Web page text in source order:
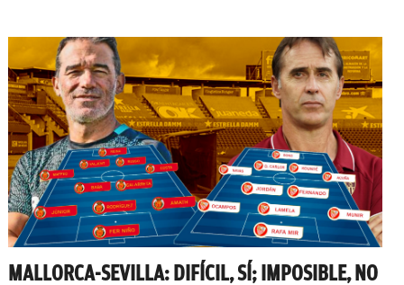
MALLORCA-SEVILLA: DIFÍCIL, SÍ; IMPOSIBLE, NO